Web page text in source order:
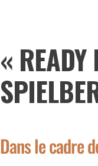
« READY
Dans le cadre